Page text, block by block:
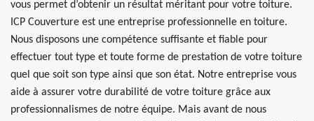
vous permet d’obtenir un résultat méritant pour votre toiture.
ICP Couverture est une entreprise professionnelle en toiture.
Nous disposons une compétence suffisante et fiable pour
effectuer tout type et toute forme de prestation de votre toiture
quel que soit son type ainsi que son état. Notre entreprise vous
aide à assurer votre durabilité de votre toiture grâce aux
professionnalismes de notre équipe. Mais avant de nous